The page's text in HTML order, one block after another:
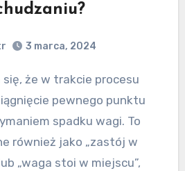
3 marca, 2024
pewnego punktu
spadku wagi. To
również jako „zastój w
„waga stoi w miejscu”,